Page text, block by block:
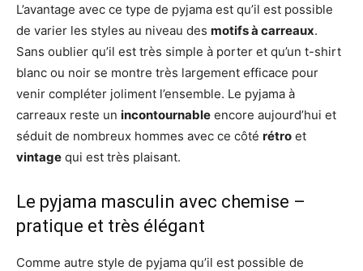
L’avantage avec ce type de pyjama est qu’il est possible
de varier les styles au niveau des motifs à carreaux.
Sans oublier qu’il est très simple à porter et qu’un t-shirt
blanc ou noir se montre très largement efficace pour
venir compléter joliment l’ensemble. Le pyjama à
carreaux reste un incontournable encore aujourd’hui et
séduit de nombreux hommes avec ce côté rétro et
vintage qui est très plaisant.
Le pyjama masculin avec chemise –
pratique et très élégant
Comme autre style de pyjama qu’il est possible de